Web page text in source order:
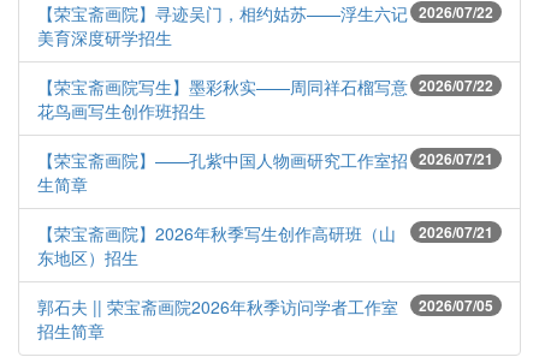
2026/07/22
【荣宝斋画院】寻迹吴门，相约姑苏——浮生六记
美育深度研学招生
2026/07/22
【荣宝斋画院写生】墨彩秋实——周同祥石榴写意
花鸟画写生创作班招生
2026/07/21
【荣宝斋画院】——孔紫中国人物画研究工作室招
生简章
2026/07/21
【荣宝斋画院】2026年秋季写生创作高研班（山
东地区）招生
2026/07/05
郭石夫 || 荣宝斋画院2026年秋季访问学者工作室
招生简章